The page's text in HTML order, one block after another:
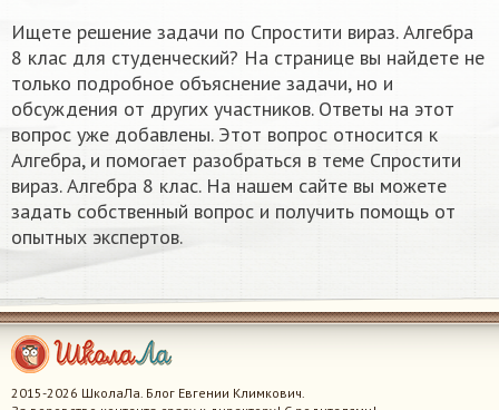
Ищете решение задачи по Спростити вираз. Алгебра
8 клас​ для студенческий? На странице вы найдете не
только подробное объяснение задачи, но и
обсуждения от других участников. Ответы на этот
вопрос уже добавлены. Этот вопрос относится к
Алгебра, и помогает разобраться в теме Спростити
вираз. Алгебра 8 клас​. На нашем сайте вы можете
задать собственный вопрос и получить помощь от
опытных экспертов.
2015-2026 ШколаЛа. Блог Евгении Климкович.